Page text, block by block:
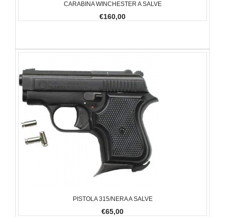
CARABINA WINCHESTER A SALVE
€160,00
PISTOLA 315/NERA A SALVE
€65,00